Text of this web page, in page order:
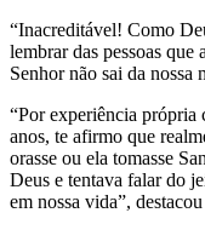
“Inacreditável! Como
lembrar das pessoas que
Senhor não sai da nossa
“Por experiência
anos, te afirmo que
orasse ou ela tomasse
Deus e tentava falar do
em nossa vida”,